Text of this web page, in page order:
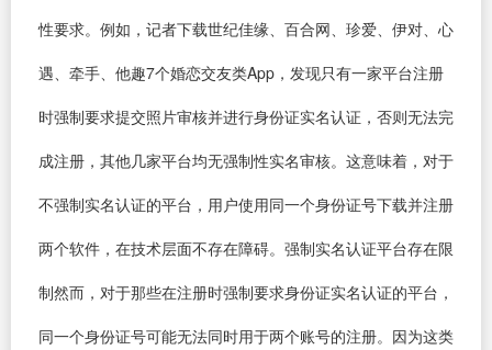
性要求。例如，记者下载世纪佳缘、百合网、珍爱、伊对、心
遇、牵手、他趣7个婚恋交友类App，发现只有一家平台注册
时强制要求提交照片审核并进行身份证实名认证，否则无法完
成注册，其他几家平台均无强制性实名审核。这意味着，对于
不强制实名认证的平台，用户使用同一个身份证号下载并注册
两个软件，在技术层面不存在障碍。强制实名认证平台存在限
制然而，对于那些在注册时强制要求身份证实名认证的平台，
同一个身份证号可能无法同时用于两个账号的注册。因为这类